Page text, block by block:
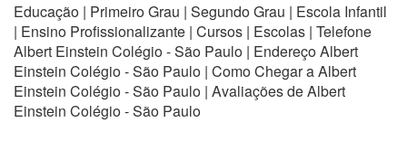
Educação | Primeiro Grau | Segundo Grau | Escola Infantil
| Ensino Profissionalizante | Cursos | Escolas | Telefone
Albert Einstein Colégio - São Paulo | Endereço Albert
Einstein Colégio - São Paulo | Como Chegar a Albert
Einstein Colégio - São Paulo | Avaliações de Albert
Einstein Colégio - São Paulo